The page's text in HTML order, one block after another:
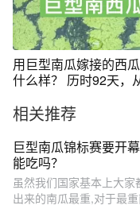
用巨型南瓜嫁接的西
什么样？ 历时92天，
种植方法全过程#新农
2024 #西瓜 #巨型南瓜
相关推荐
巨型南瓜锦标赛要开
能吃吗？
虽然我们国家基本上大
出来的南瓜最重,对于最